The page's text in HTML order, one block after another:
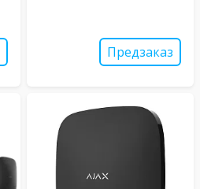
Предзаказ